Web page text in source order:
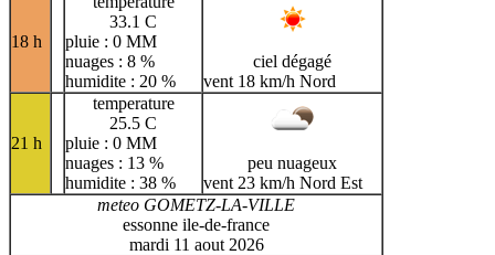
18 h
33.1 C
pluie : 0 MM
nuages : 8 %
humidite : 20 %
ciel dégagé
vent 18 km/h Nord
21 h
temperature
25.5 C
pluie : 0 MM
nuages : 13 %
humidite : 38 %
peu nuageux
vent 23 km/h Nord Est
meteo GOMETZ-LA-VILLE
essonne ile-de-france
mardi 11 aout 2026